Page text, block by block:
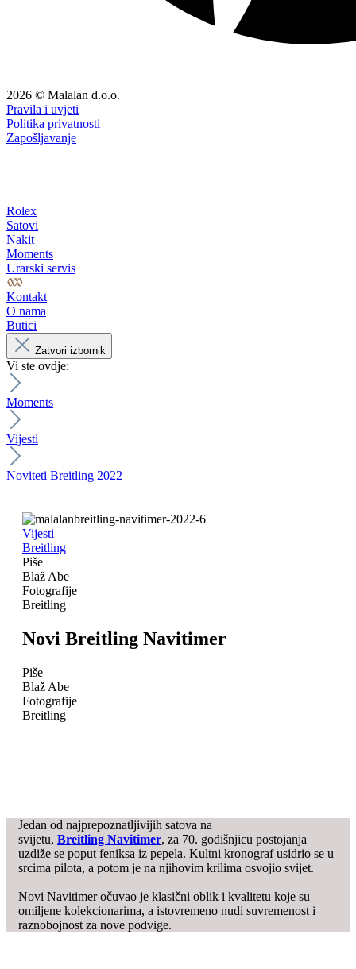
2026 © Malalan d.o.o.
Pravila i uvjeti
Politika privatnosti
Zapošljavanje
Rolex
Satovi
Nakit
Moments
Urarski servis
Kontakt
O nama
Butici
Zatvori izbornik
Vi ste ovdje:
Moments
Vijesti
Noviteti Breitling 2022
Vijesti
Breitling
Piše
Blaž Abe
Fotografije
Breitling
Novi Breitling Navitimer
Piše
Blaž Abe
Fotografije
Breitling
Jedan od najprepoznatljivijih satova na
svijetu, Breitling Navitimer, za 70. godišnjicu postojanja
uzdiže se poput feniksa iz pepela. Kultni kronograf usidrio se u
srcima pilota, a potom je na njihovim krilima osvojio svijet.
Novi Navitimer očuvao je klasični oblik i kvalitetu koje su
omiljene kolekcionarima, a istovremeno nudi suvremenost i
raznobojnost za nove podvige.